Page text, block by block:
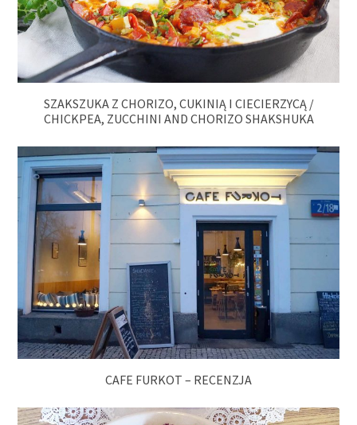
SZAKSZUKA Z CHORIZO, CUKINIĄ I CIECIERZYCĄ /
CHICKPEA, ZUCCHINI AND CHORIZO SHAKSHUKA
CAFE FURKOT – RECENZJA